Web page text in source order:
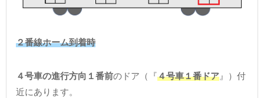
２番線ホーム到着時
４号車の進行方向１番前のドア（『４号車１番ドア 』）付
近にあります。